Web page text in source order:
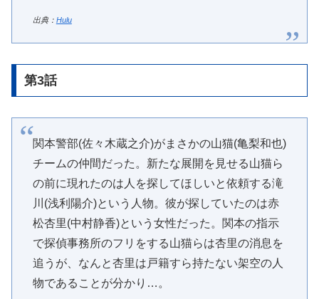
出典： Hulu
第3話
関本警部(佐々木蔵之介)がまさかの山猫(亀梨和也)
チームの仲間だった。新たな展開を見せる山猫ら
の前に現れたのは人を探してほしいと依頼する滝
川(浅利陽介)という人物。彼が探していたのは赤
松杏里(中村静香)という女性だった。関本の指示
で探偵事務所のフリをする山猫らは杏里の消息を
追うが、なんと杏里は戸籍すら持たない架空の人
物であることが分かり…。